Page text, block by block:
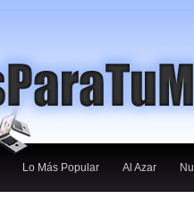
Lo Más Popular Al Azar